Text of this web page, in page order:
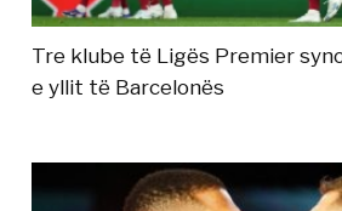
Tre klube të Ligës Premier
e yllit të Barcelonës